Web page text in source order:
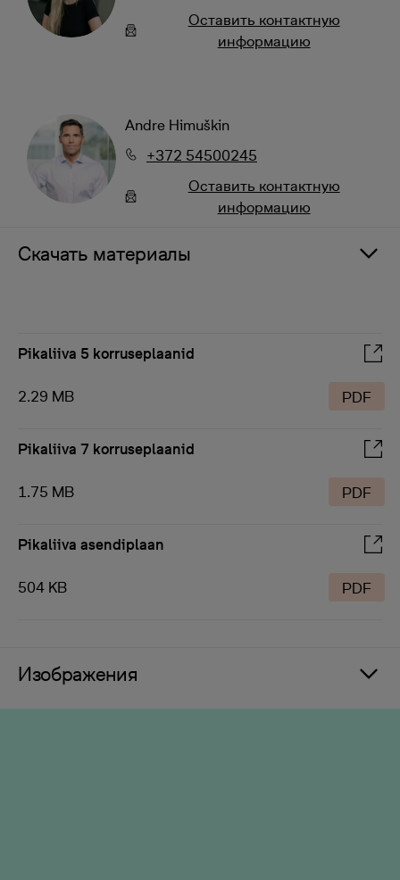
Oставить контактную
информацию
Andre Himuškin
+372 54500245
Oставить контактную
информацию
Скачать материалы
Pikaliiva 5 korruseplaanid
2.29 MB PDF
Pikaliiva 7 korruseplaanid
1.75 MB PDF
Pikaliiva asendiplaan
504 KB PDF
Изображения